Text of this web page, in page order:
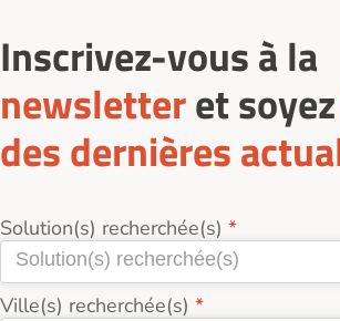
Inscrivez-vous à la
newsletteret soyez
des dernières
Solution(s) recherchée(s)
Ville(s) recherchée(s)